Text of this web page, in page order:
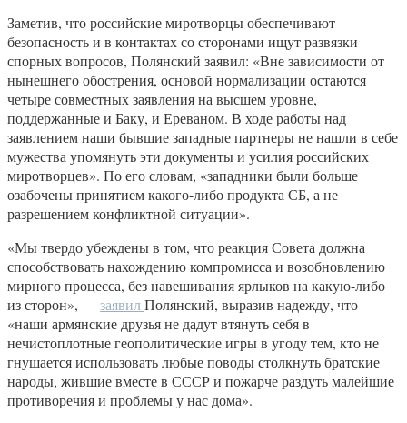
Заметив, что российские миротворцы обеспечивают
безопасность и в контактах со сторонами ищут развязки
спорных вопросов, Полянский заявил: «Вне зависимости от
нынешнего обострения, основой нормализации остаются
четыре совместных заявления на высшем уровне,
поддержанные и Баку, и Ереваном. В ходе работы над
заявлением наши бывшие западные партнеры не нашли в себе
мужества упомянуть эти документы и усилия российских
миротворцев». По его словам, «западники были больше
озабочены принятием какого-либо продукта СБ, а не
разрешением конфликтной ситуации».
«Мы твердо убеждены в том, что реакция Совета должна
способствовать нахождению компромисса и возобновлению
мирного процесса, без навешивания ярлыков на какую-либо
из сторон», — заявилПолянский, выразив надежду, что
«наши армянские друзья не дадут втянуть себя в
нечистоплотные геополитические игры в угоду тем, кто не
гнушается использовать любые поводы столкнуть братские
народы, жившие вместе в СССР и пожарче раздуть малейшие
противоречия и проблемы у нас дома».